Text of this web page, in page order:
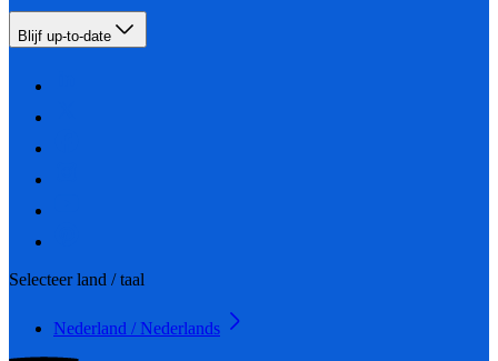
Blijf up-to-date
Selecteer land / taal
Nederland / Nederlands